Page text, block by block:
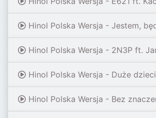
Hinol Polska Wersja - Jestem, będę i
Hinol Polska Wersja - 2N3P ft. Jano Polska Wersja,
Hinol Polska Wersja - Duże dzieci
Hinol Polska Wersja - Bez